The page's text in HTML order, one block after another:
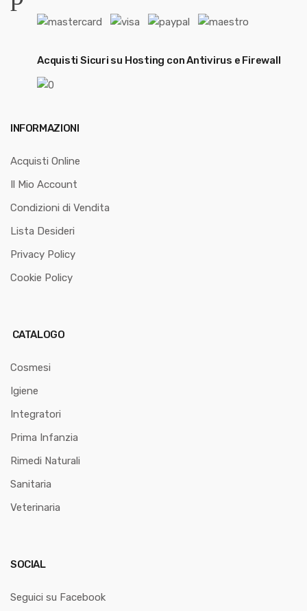
Acquisti Sicuri su Hosting con Antivirus e Firewall
INFORMAZIONI
Acquisti Online
Il Mio Account
Condizioni di Vendita
Lista Desideri
Privacy Policy
Cookie Policy
CATALOGO
Cosmesi
Igiene
Integratori
Prima Infanzia
Rimedi Naturali
Sanitaria
Veterinaria
SOCIAL
Seguici su Facebook